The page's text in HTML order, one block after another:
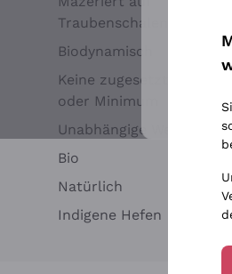
Traubenschalen
Biodynamisch
Keine zugesetzten Sulfite
oder Minimum
Unabhängige Weinbauern
Bio
Natürlich
Indigene Hefen
Weitere